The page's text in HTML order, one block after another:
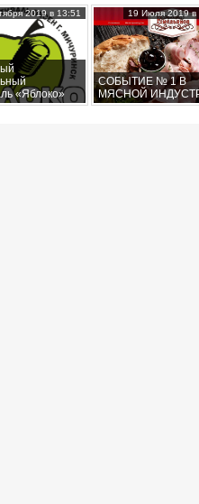
«Яблоко»
2019 в 13:51
СОБЫТИЕ № 1 В
МЯСНОЙ
19 Июля 2019 в